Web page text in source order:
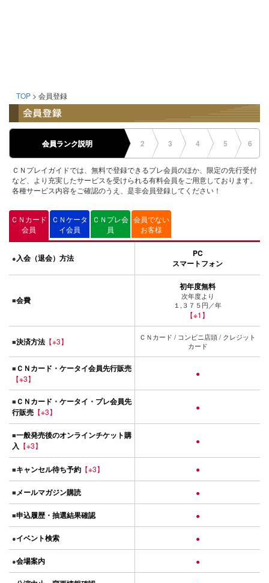
TOP > 会員登録
会員ランク説明 2 3 4 5 6
ＣＮプレイガイドでは、無料で登録できるプレ会員のほか、限定の先行受付
など、より充実したサービスを受けられる有料会員をご用意しております。
各種サービス内容をご確認のうえ、是非会員登録してください！
ＣＮカード
会員
ＣＮケータ
イ会員
ＣＮプレ会
員
会員でない
お客様
●入会（退会）方法
PC
スマートフォン
■会費
初年度無料
次年度より
１,３７５円／年
【※1】
■決済方法 【※3】
ＣＮカード / コンビニ店頭 / クレジット
カード
■ＣＮカード・ケータイ会員先行販売
【※3】
●
■ＣＮカード・ケータイ・プレ会員先
行販売 【※3】 ●
■一般発売後のオンラインチケット購
入 【※3】 ●
■キャンセル待ち予約 【※3】 ●
■メールマガジン購読 ●
■申込履歴・抽選結果確認 ●
●イベント検索 ●
●会場案内 ●